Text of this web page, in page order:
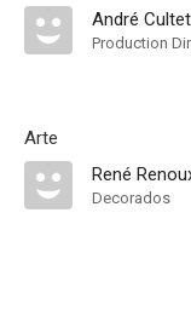
André Cultet
Production
Arte
René
Decorados